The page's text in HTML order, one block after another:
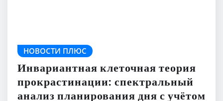
НОВОСТИ ПЛЮС
Инвариантная клеточная теория
прокрастинации: спектральный
анализ планирования дня с учётом